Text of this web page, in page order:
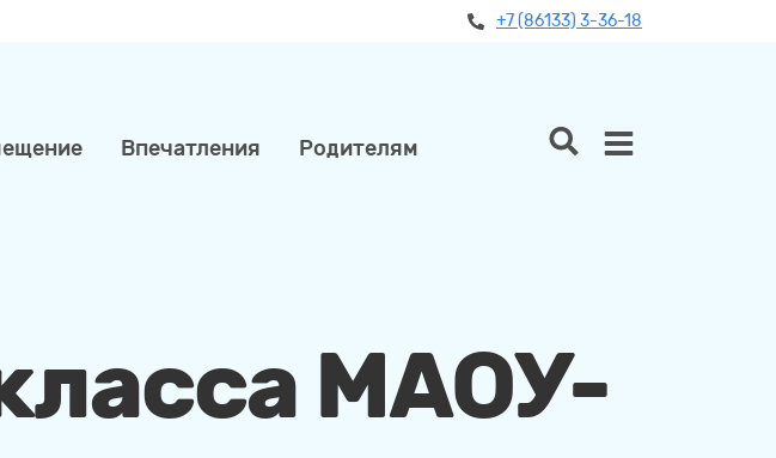
+7 (86133) 3-36-18
Впечатления Родителям
МАОУ-